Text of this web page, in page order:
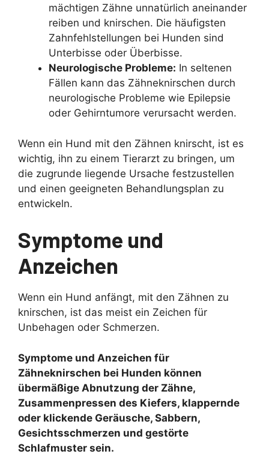
mächtigen Zähne unnatürlich aneinander
reiben und knirschen. Die häufigsten
Zahnfehlstellungen bei Hunden sind
Unterbisse oder Überbisse.
Neurologische Probleme: In seltenen
Fällen kann das Zähneknirschen durch
neurologische Probleme wie Epilepsie
oder Gehirntumore verursacht werden.
Wenn ein Hund mit den Zähnen knirscht, ist es
wichtig, ihn zu einem Tierarzt zu bringen, um
die zugrunde liegende Ursache festzustellen
und einen geeigneten Behandlungsplan zu
entwickeln.
Symptome und
Anzeichen
Wenn ein Hund anfängt, mit den Zähnen zu
knirschen, ist das meist ein Zeichen für
Unbehagen oder Schmerzen.
Symptome und Anzeichen für
Zähneknirschen bei Hunden können
übermäßige Abnutzung der Zähne,
Zusammenpressen des Kiefers, klappernde
oder klickende Geräusche, Sabbern,
Gesichtsschmerzen und gestörte
Schlafmuster sein.